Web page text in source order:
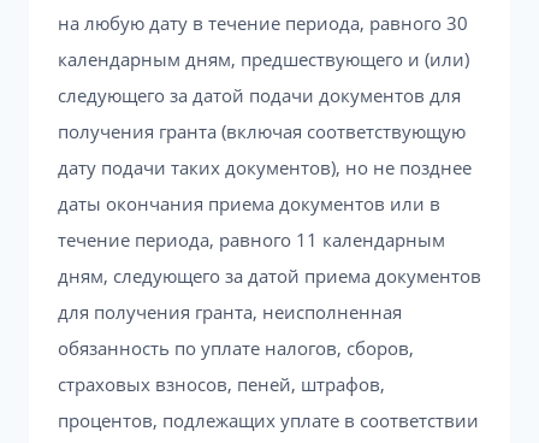
на любую дату в течение периода, равного 30
календарным дням, предшествующего и (или)
следующего за датой подачи документов для
получения гранта (включая соответствующую
дату подачи таких документов), но не позднее
даты окончания приема документов или в
течение периода, равного 11 календарным
дням, следующего за датой приема документов
для получения гранта, неисполненная
обязанность по уплате налогов, сборов,
страховых взносов, пеней, штрафов,
процентов, подлежащих уплате в соответствии